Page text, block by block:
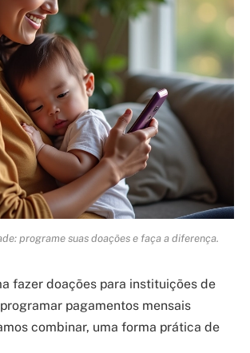
programe suas doações e faça a diferença.
fazer doações para instituições de
pagamentos mensais
combinar, uma forma prática de